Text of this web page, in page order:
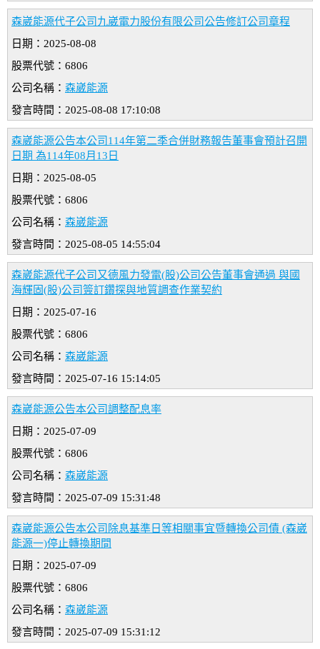
森崴能源代子公司九崴電力股份有限公司公告修訂公司章程
日期：2025-08-08
股票代號：6806
公司名稱： 森崴能源
發言時間：2025-08-08 17:10:08
森崴能源公告本公司114年第二季合併財務報告董事會預計召開
日期 為114年08月13日
日期：2025-08-05
股票代號：6806
公司名稱： 森崴能源
發言時間：2025-08-05 14:55:04
森崴能源代子公司又德風力發電(股)公司公告董事會通過 與國
海輝固(股)公司簽訂鑽探與地質調查作業契約
日期：2025-07-16
股票代號：6806
公司名稱： 森崴能源
發言時間：2025-07-16 15:14:05
森崴能源公告本公司調整配息率
日期：2025-07-09
股票代號：6806
公司名稱： 森崴能源
發言時間：2025-07-09 15:31:48
森崴能源公告本公司除息基準日等相關事宜暨轉換公司債 (森崴
能源一)停止轉換期間
日期：2025-07-09
股票代號：6806
公司名稱： 森崴能源
發言時間：2025-07-09 15:31:12